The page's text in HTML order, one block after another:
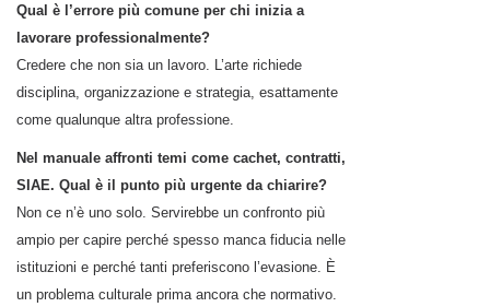
Qual è l’errore più comune per chi inizia a
lavorare professionalmente?
Credere che non sia un lavoro. L’arte richiede
disciplina, organizzazione e strategia, esattamente
come qualunque altra professione.
Nel manuale affronti temi come cachet, contratti,
SIAE. Qual è il punto più urgente da chiarire?
Non ce n’è uno solo. Servirebbe un confronto più
ampio per capire perché spesso manca fiducia nelle
istituzioni e perché tanti preferiscono l’evasione. È
un problema culturale prima ancora che normativo.